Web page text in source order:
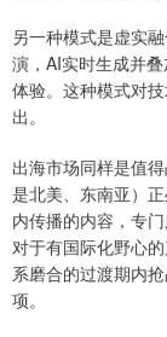
另一种模式是虚实
演，AI实时生成并
体验。这种模式对
出。
出海市场同样是值
是北美、东南亚）
内传播的内容，专
对于有国际化野心
系磨合的过渡期内
项。